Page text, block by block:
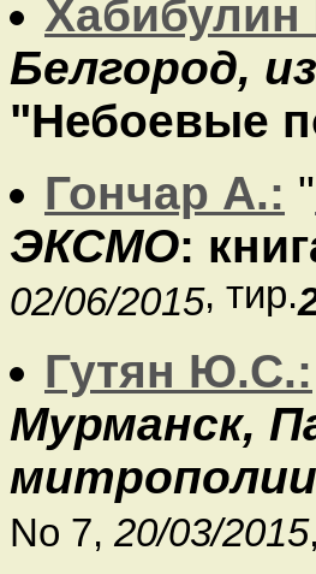
Белгород,
"Небоевые
Гончар А.: "
ЭКСМО:
02/06/2015, тир.
Гутян Ю.С.:
Мурманск,
No 7, 20/03/2015